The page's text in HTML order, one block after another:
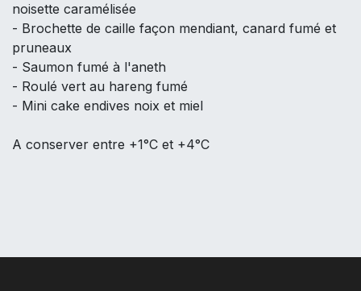
noisette caramélisée
- Brochette de caille façon mendiant, canard fumé et
pruneaux
- Saumon fumé à l'aneth
- Roulé vert au hareng fumé
- Mini cake endives noix et miel
A conserver entre +1°C et +4°C